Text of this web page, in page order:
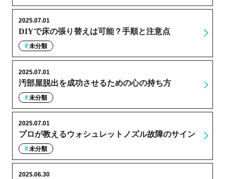
DIYで床の張り替えは可能？手順と注意点
2025.07.01
未分類
汚部屋脱出を成功させるための心の持ち方
2025.07.01
未分類
プロが教えるウォシュレットノズル故障のサイン
2025.07.01
未分類
2025.06.30